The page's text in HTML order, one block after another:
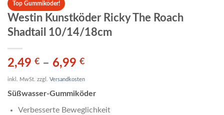
Top Gummiköder!
Westin Kunstköder Ricky The Roach
Shadtail 10/14/18cm
2,49 € – 6,99 €
inkl. MwSt. zzgl. Versandkosten
Süßwasser-Gummiköder
Verbesserte Beweglichkeit